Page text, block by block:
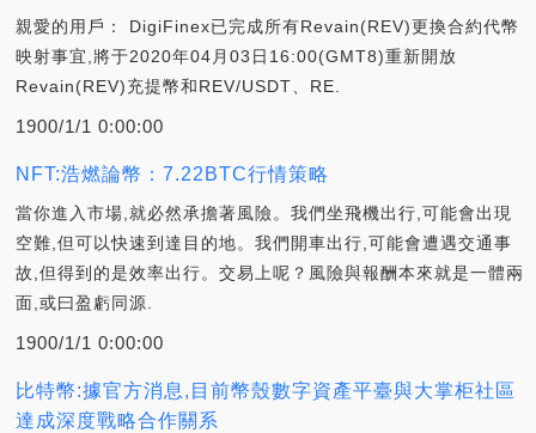
親愛的用戶： DigiFinex已完成所有Revain(REV)更換合約代幣
映射事宜,將于2020年04月03日16:00(GMT8)重新開放
Revain(REV)充提幣和REV/USDT、RE.
1900/1/1 0:00:00
NFT:浩燃論幣：7.22BTC行情策略
當你進入市場,就必然承擔著風險。我們坐飛機出行,可能會出現
空難,但可以快速到達目的地。我們開車出行,可能會遭遇交通事
故,但得到的是效率出行。交易上呢？風險與報酬本來就是一體兩
面,或曰盈虧同源.
1900/1/1 0:00:00
比特幣:據官方消息,目前幣殼數字資產平臺與大掌柜社區
達成深度戰略合作關系